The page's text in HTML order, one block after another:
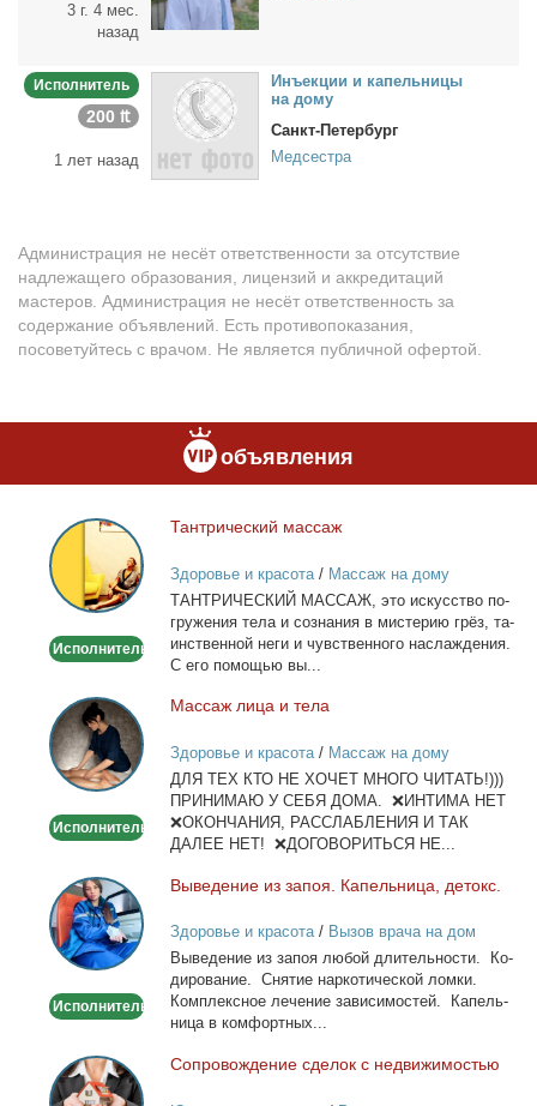
3 г. 4 мес.
назад
Исполнитель
200 ₶
1 лет назад
Инъ­ек­ции и ка­пель­ни­цы
на до­му
Санкт-Петербург
Медсестра
Администрация не несёт ответственности за отсутствие
надлежащего образования, лицензий и аккредитаций
мастеров. Администрация не несёт ответственность за
содержание объявлений. Есть противопоказания,
посоветуйтесь с врачом. Не является публичной офертой.
объявления
Тантрический
массаж
Исполнитель
Тан­три­че­ский мас­саж
Здоровье и красота/ Массаж на дому
ТАНТРИЧЕСКИЙ МАССАЖ, это ис­кус­ство по­
гру­же­ния те­ла и со­зна­ния в ми­сте­рию грёз, та­
ин­ствен­ной неги и чув­ствен­но­го на­сла­жде­ния.
С его по­мо­щью вы...
Массаж
лица
и
тела
Исполнитель
Мас­саж ли­ца и те­ла
Здоровье и красота/ Массаж на дому
ДЛЯ ТЕХ КТО НЕ ХОЧЕТ МНОГО ЧИТАТЬ!)))
ПРИНИМАЮ У СЕБЯ ДОМА. ❌ИНТИМА НЕТ
❌ОКОНЧАНИЯ, РАССЛАБЛЕНИЯ И ТАК
ДАЛЕЕ НЕТ! ❌ДОГОВОРИТЬСЯ НЕ...
Выведение
из
запоя.
Капельница,
Исполнитель
Вы­ве­де­ние из за­поя. Ка­пель­ни­ца, де­токс.
Здоровье и красота/ Вызов врача на дом
Вы­ве­де­ние из за­поя лю­бой дли­тель­но­сти. Ко­
ди­ро­ва­ние. Сня­тие нар­ко­ти­че­ской лом­ки.
Ком­плекс­ное ле­че­ние за­ви­си­мо­стей. Ка­пель­
ни­ца в ком­форт­ных...
Сопровождение
сделок
Со­про­вож­де­ние сде­лок с недви­жи­мо­стью